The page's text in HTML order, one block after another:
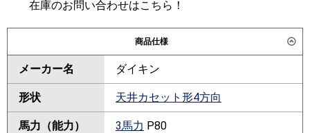
在庫のお問い合わせはこちら！
商品仕様
メーカー名 ダイキン
形状 天井カセット形4方向
馬力（能力） 3馬力 P80